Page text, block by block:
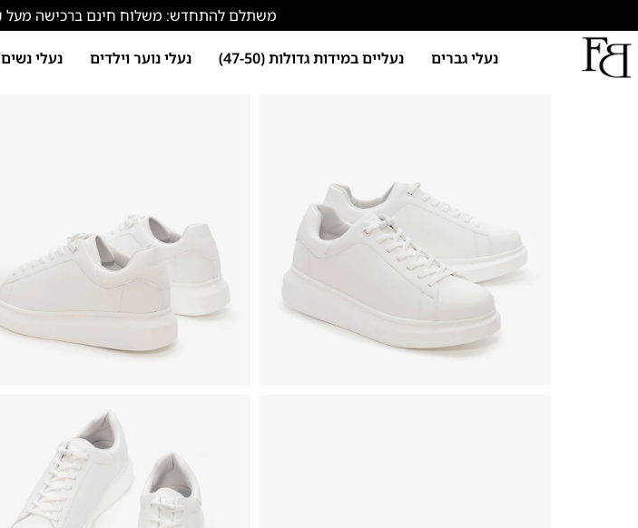
משתלם להתחדש: משלוח חינם ברכישה מעל 600₪ וגם החלפה ראשונה ללא עלות!
נעלי גברים נעליים במידות גדולות (47-50) נעלי נוער וילדים נעלי נשים